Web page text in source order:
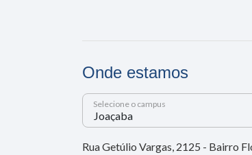
Onde estamos
Selecione o campus
Rua Getúlio Vargas, 2125 - Bairro